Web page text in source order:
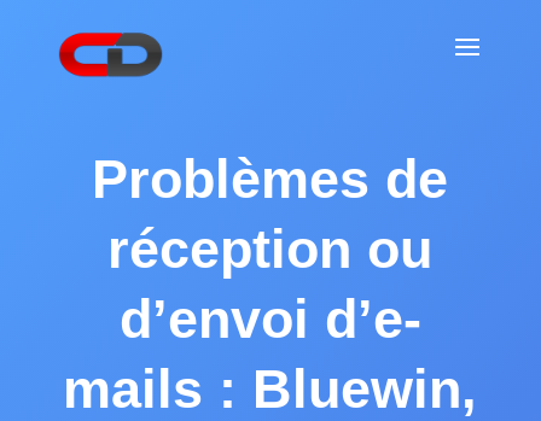
Problèmes de
réception ou
d’envoi d’e-
mails : Bluewin,